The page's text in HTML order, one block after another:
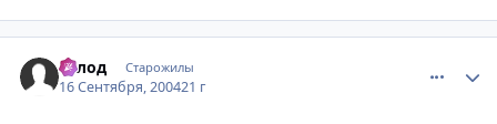
Голод Старожилы
16 Сентября, 200421 г